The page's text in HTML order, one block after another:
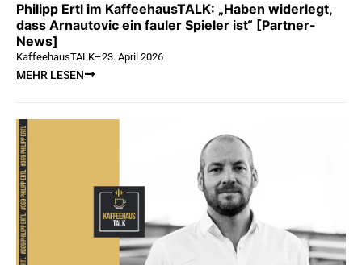
Philipp Ertl im KaffeehausTALK: „Haben widerlegt,
dass Arnautovic ein fauler Spieler ist“ [Partner-
News]
KaffeehausTALK–23. April 2026
MEHR LESEN